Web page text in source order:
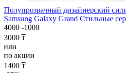
Полупрозрачный дизайнерский
Samsung Galaxy Grand Стильные
4000 -1000
3000 ₸
или
по акции
1400 ₸